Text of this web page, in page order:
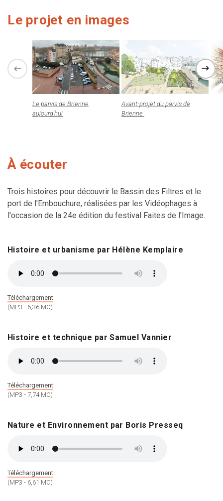
Le projet en images
Le parvis de Brienne
aujourd'hui
Avant-projet du parvis de
Brienne
À écouter
Trois histoires pour découvrir le Bassin des Filtres et le
port de l'Embouchure, réalisées par les Vidéophages à
l'occasion de la 24e édition du festival Faites de l'Image.
Histoire et urbanisme par Hélène Kemplaire
Téléchargement
(MP3 - 6,36 MO)
Histoire et technique par Samuel Vannier
Téléchargement
(MP3 - 7,74 MO)
Nature et Environnement par Boris Presseq
Téléchargement
(MP3 - 6,61 MO)